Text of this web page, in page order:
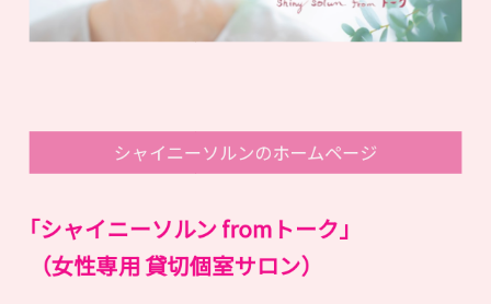
シャイニーソルンのホームページ
｢シャイニーソルン fromトーク｣
（女性専用 貸切個室サロン）